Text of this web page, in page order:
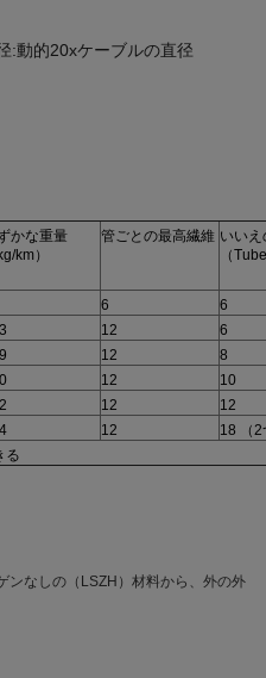
:動的20xケーブルの直径
かな重量
km）
管ごとの最高繊維 いいえ
（
6
6
12
6
12
8
12
10
12
12
12
18 （2
る
ンなしの（LSZH）材料から、外の外